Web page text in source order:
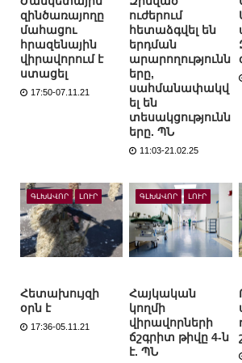
զինծառայողը
մահացու
հրազենային
վիրավորում է
ստացել
17:50-07.11.21
ուժերում
հետաձգվել են
երդման
արարողությունն
երը,
սահմանափակվ
ել են
տեսակցությունն
երը. ՊՆ
11:03-21.02.25
ԳԼԽԱՎՈՐ ԼՈՒՐ
Հետախույզի
օրն է
17:36-05.11.21
ԳԼԽԱՎՈՐ ԼՈՒՐ
Հայկական
կողմի
վիրավորների
ճշգրիտ թիվը 4-ն
է. ՊՆ